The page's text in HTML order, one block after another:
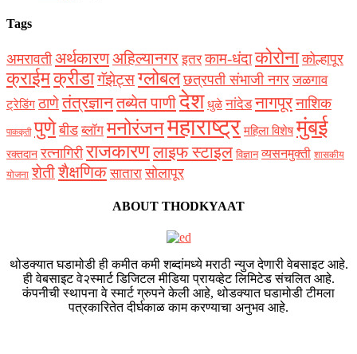
Tags
अमरावती अर्थकारणअहिल्यानगर इतर काम-धंदाकोरोना कोल्हापूर
क्राईमक्रीडागॅझेट्सग्लोबल छत्रपती संभाजी नगर जळगाव
ट्रेडिंग ठाणेतंत्रज्ञानतब्येत पाणीदेश धुळे नांदेड नागपूरनाशिक
पाककृती पुणे बीड ब्लॉग मनोरंजनमहाराष्ट्र महिला विशेष मुंबई
रक्‍तदान रत्नागिरी राजकारणलाइफ स्टाइल विज्ञान व्यसनमुक्ती शासकीय
योजना शेतीशैक्षणिक सातारा सोलापूर
ABOUT THODKYAAT
थोडक्यात घडामोडी ही कमीत कमी शब्दांमध्ये मराठी न्युज देणारी वेबसाइट आहे.
ही वेबसाइट वे२स्मार्ट डिजिटल मीडिया प्रायव्हेट लिमिटेड संचलित आहे.
कंपनीची स्थापना वे स्मार्ट ग्रुपने केली आहे, थोडक्यात घडामोडी टीमला
पत्रकारितेत दीर्घकाळ काम करण्याचा अनुभव आहे.